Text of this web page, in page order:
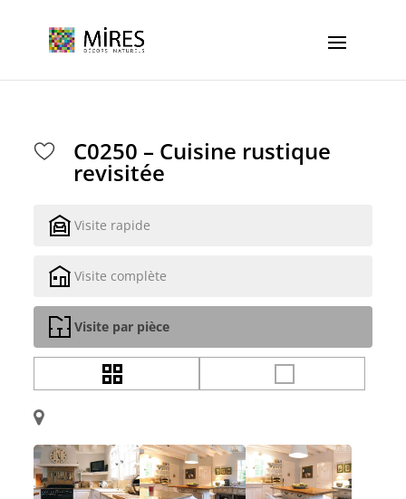
C0250 – Cuisine rustique
revisitée
Visite rapide
Visite complète
Visite par pièce